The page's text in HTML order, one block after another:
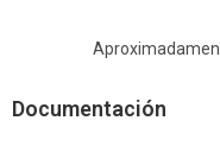
Documentación